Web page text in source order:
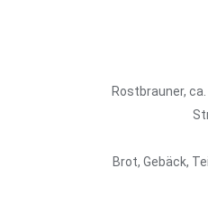
Rostbrauner,
Brot, Gebäck,